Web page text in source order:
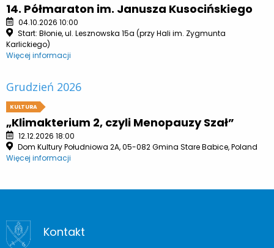
14. Półmaraton im. Janusza Kusocińskiego
04.10.2026 10:00
Start: Błonie, ul. Lesznowska 15a (przy Hali im. Zygmunta
Karlickiego)
Więcej informacji
Grudzień 2026
KULTURA
„Klimakterium 2, czyli Menopauzy Szał”
12.12.2026 18:00
Dom Kultury Południowa 2A, 05-082 Gmina Stare Babice, Poland
Więcej informacji
Kontakt